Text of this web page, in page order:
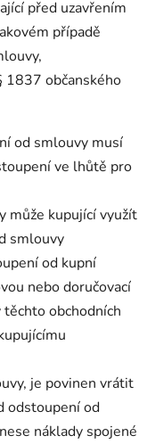
před uzavřením
případě
1837 občanského
od smlouvy musí
ve lhůtě pro
může kupující využít
smlouvy
od kupní
nebo doručovací
obchodních
je povinen vrátit
odstoupení od
náklady spojené